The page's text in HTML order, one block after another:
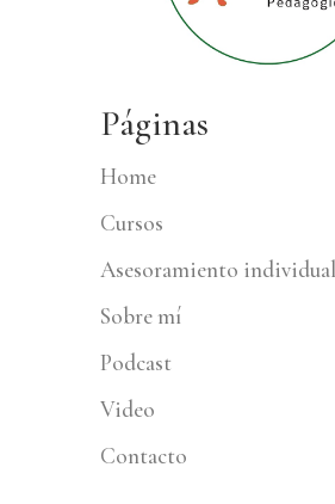
Páginas
Home
Cursos
Asesoramiento individual
Sobre mí
Podcast
Video
Contacto